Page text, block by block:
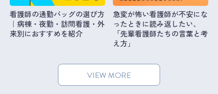
看護師の通勤バッグの選び方
｜病棟・夜勤・訪問看護・外
来別におすすめを紹介
急変が怖い看護師が不安にな
ったときに読み返したい、
「先輩看護師たちの言葉と考
え方」
VIEW MORE